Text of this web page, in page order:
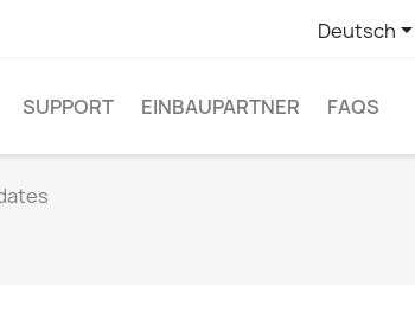
Deutsch
SUPPORT EINBAUPARTNER FAQS